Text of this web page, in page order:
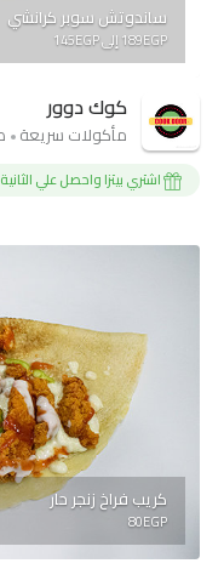
ساندوتش سوبر كرانشي
189EGP إلى 145EGP
كوك دوور
مأكولات سريعة
اشتري بيتزا واحصل علي
كريب فراخ زنجر حار
80EGP